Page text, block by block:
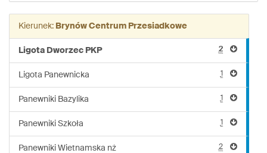
Kierunek: Brynów Centrum Przesiadkowe
Ligota Dworzec PKP 2
Ligota Panewnicka 1
Panewniki Bazylika 1
Panewniki Szkoła 1
Panewniki Wietnamska nż 2